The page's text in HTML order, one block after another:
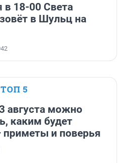
в 18-00 Света
в Шульц на
ТОП 5
августа можно
каким будет
приметы и поверья